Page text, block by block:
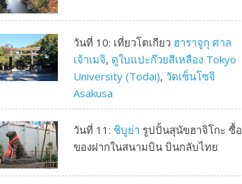
วันที่ 10: เที่ยวโตเกียว ฮาราจูกุ ศาล
เจ้าเมจิ, ดูใบแปะก๊วยสีเหลือง Tokyo
University (Todai), วัดเซ็นโซจิ
Asakusa
วันที่ 11: ชิบูย่า รูปปั้นสุนัขฮาจิโกะ ซื้อ
ของฝากในสนามบิน บินกลับไทย